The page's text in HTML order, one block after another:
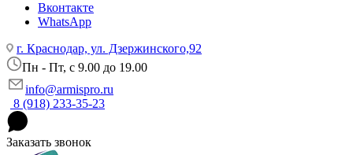
Вконтакте
WhatsApp
г. Краснодар, ул. Дзержинского,92
Пн - Пт, c 9.00 до 19.00
info@armispro.ru
8 (918) 233-35-23
Заказать звонок